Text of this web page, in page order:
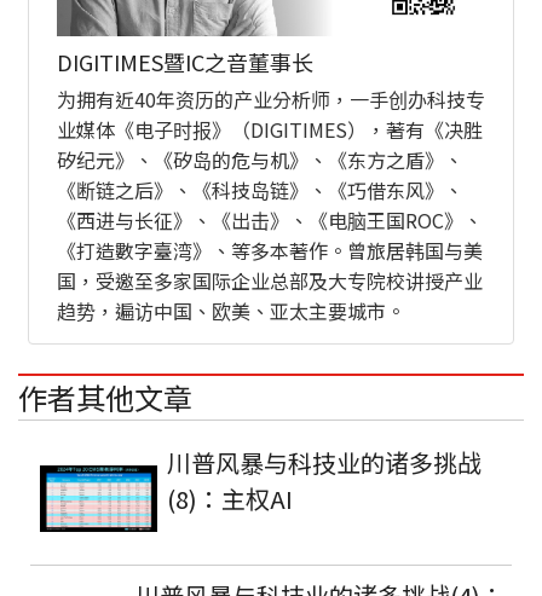
DIGITIMES暨IC之音董事长
为拥有近40年资历的产业分析师，一手创办科技专
业媒体《电子时报》（DIGITIMES），著有《决胜
矽纪元》、《矽岛的危与机》、《东方之盾》、
《断链之后》、《科技岛链》、《巧借东风》、
《西进与长征》、《出击》、《电脑王国ROC》、
《打造數字臺湾》、等多本著作。曾旅居韩国与美
国，受邀至多家国际企业总部及大专院校讲授产业
趋势，遍访中国、欧美、亚太主要城市。
作者其他文章
川普风暴与科技业的诸多挑战
(8)：主权AI